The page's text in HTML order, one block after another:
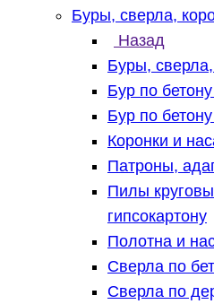
Буры, сверла,
Назад
Буры,
Бур по
Бур по
Коронки и
Патроны,
Пилы
гипсокартону
Полотна и
Сверла по
Сверла по